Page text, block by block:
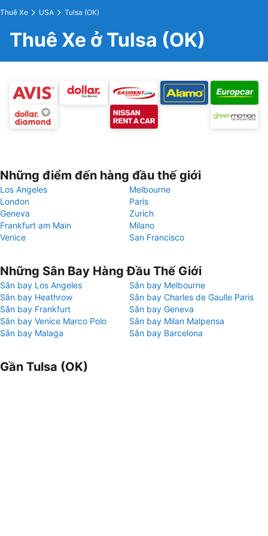
Thuê Xe USA Tulsa (OK)
Thuê Xe ở Tulsa (OK)
Những điểm đến hàng đầu thế giới
Los Angeles
Melbourne
London
Paris
Geneva
Zurich
Frankfurt am Main
Milano
Venice
San Francisco
Những Sân Bay Hàng Đầu Thế Giới
Sân bay Los Angeles
Sân bay Melbourne
Sân bay Heathrow
Sân bay Charles de Gaulle Paris
Sân bay Frankfurt
Sân bay Geneva
Sân bay Venice Marco Polo
Sân bay Milan Malpensa
Sân bay Malaga
Sân bay Barcelona
Gần Tulsa (OK)